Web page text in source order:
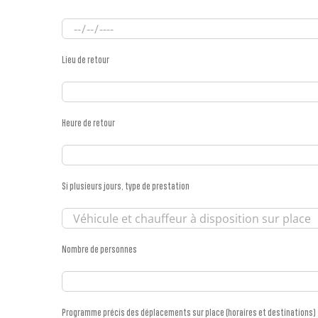
Lieu de retour
Heure de retour
Si plusieurs jours, type de prestation
Nombre de personnes
Programme précis des déplacements sur place (horaires et destinations)